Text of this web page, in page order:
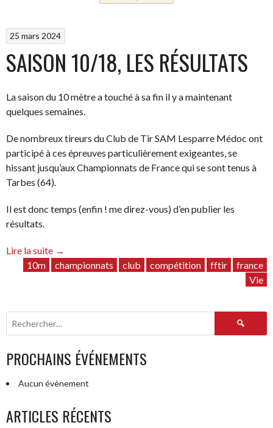
25 mars 2024
SAISON 10/18, LES RÉSULTATS
La saison du 10 mètre a touché à sa fin il y a maintenant
quelques semaines.
De nombreux tireurs du Club de Tir SAM Lesparre Médoc ont
participé à ces épreuves particulièrement exigeantes, se
hissant jusqu’aux Championnats de France qui se sont tenus à
Tarbes (64).
Il est donc temps (enfin ! me direz-vous) d’en publier les
résultats.
Lire la suite “Saison
10/18,
→
10m
championnats club compétition fftir
france
Vie
Rechercher :
PROCHAINS ÉVÉNEMENTS
Aucun évènement
ARTICLES RÉCENTS